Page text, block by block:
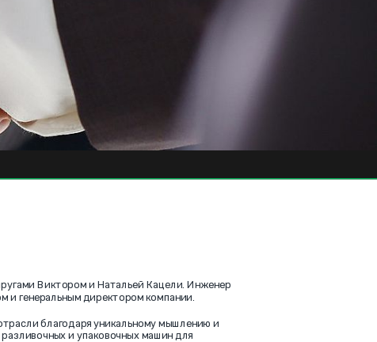
Виктором и Натальей Кацели. Инженер
и генеральным директором компании.
благодаря уникальному мышлению и
и упаковочных машин для